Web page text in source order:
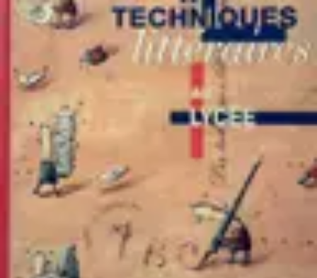
Volley Direct
Stratégies et Techniques
Entraînement et TechniquesTechniques et
Entraînement et TechniqueStratégies d'équipe
Volley Direct